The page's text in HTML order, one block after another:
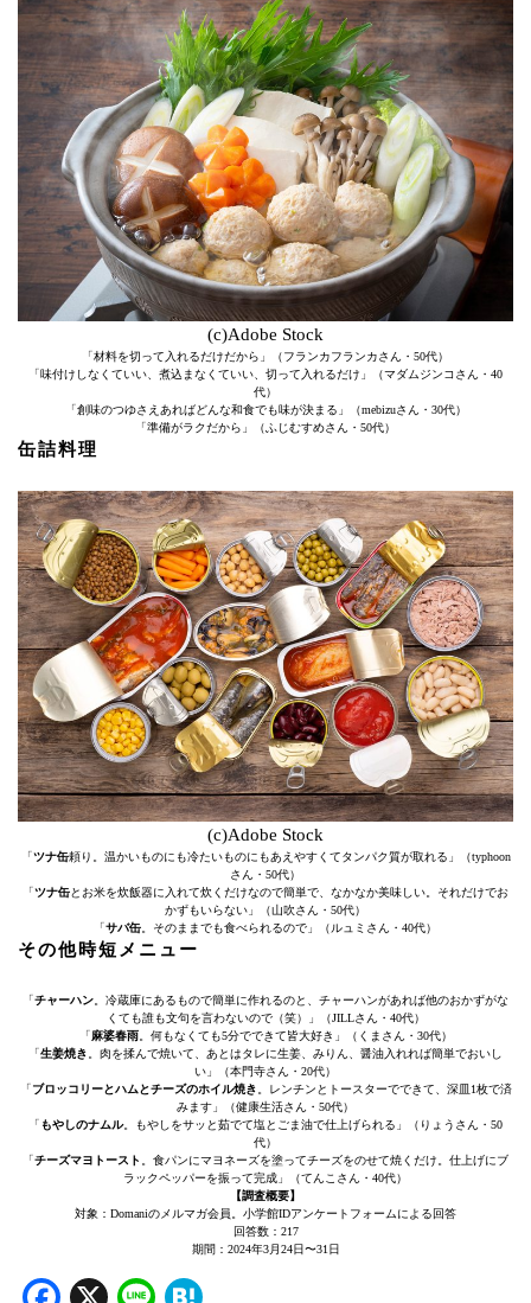
(c)Adobe Stock
「材料を切って入れるだけだから」（フランカフランカさん・50代）
「味付けしなくていい、煮込まなくていい、切って入れるだけ」（マダムジンコさん・40
代）
「創味のつゆさえあればどんな和食でも味が決まる」（mebizuさん・30代）
「準備がラクだから」（ふじむすめさん・50代）
缶詰料理
(c)Adobe Stock
「ツナ缶頼り。温かいものにも冷たいものにもあえやすくてタンパク質が取れる」（typhoon
さん・50代）
「ツナ缶とお米を炊飯器に入れて炊くだけなので簡単で、なかなか美味しい。それだけでお
かずもいらない」（山吹さん・50代）
「サバ缶 。そのままでも食べられるので」（ルュミさん・40代）
その他時短メニュー
「チャーハン 。冷蔵庫にあるもので簡単に作れるのと、チャーハンがあれば他のおかずがな
くても誰も文句を言わないので（笑）」（JILLさん・40代）
「麻婆春雨。何もなくても5分でできて皆大好き」（くまさん・30代）
「生姜焼き 。肉を揉んで焼いて、あとはタレに生姜、みりん、醤油入れれば簡単でおいし
い」（本門寺さん・20代）
「ブロッコリーとハムとチーズのホイル焼き 。レンチンとトースターでできて、深皿1枚で済
みます」（健康生活さん・50代）
「 もやしのナムル。もやしをサッと茹でて塩とごま油で仕上げられる」（りょうさん・50
代）
「チーズマヨトースト
。食パンにマヨネーズを塗ってチーズをのせて焼くだけ。仕上げにブ
ラックペッパーを振って完成」（てんこさん・40代）
【調査概要】
対象：Domaniのメルマガ会員。小学館IDアンケートフォームによる回答
回答数：217
期間：2024年3月24日〜31日